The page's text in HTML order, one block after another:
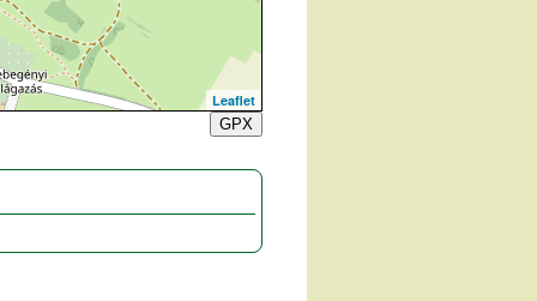
Leaflet
GPX